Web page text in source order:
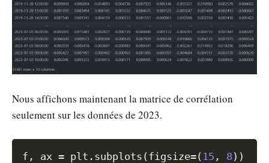
Nous affichons maintenant la matrice de corrélation
seulement sur les données de 2023.
f , ax = plt . subplots (figsize=( 15 , 8) )
Copy